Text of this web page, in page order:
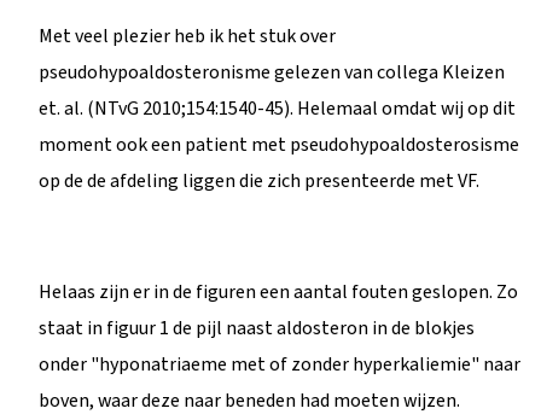
Met veel plezier heb ik het stuk over
pseudohypoaldosteronisme gelezen van collega Kleizen
et. al. (NTvG 2010;154:1540-45). Helemaal omdat wij op dit
moment ook een patient met pseudohypoaldosterosisme
op de de afdeling liggen die zich presenteerde met VF.
Helaas zijn er in de figuren een aantal fouten geslopen. Zo
staat in figuur 1 de pijl naast aldosteron in de blokjes
onder "hyponatriaeme met of zonder hyperkaliemie" naar
boven, waar deze naar beneden had moeten wijzen.